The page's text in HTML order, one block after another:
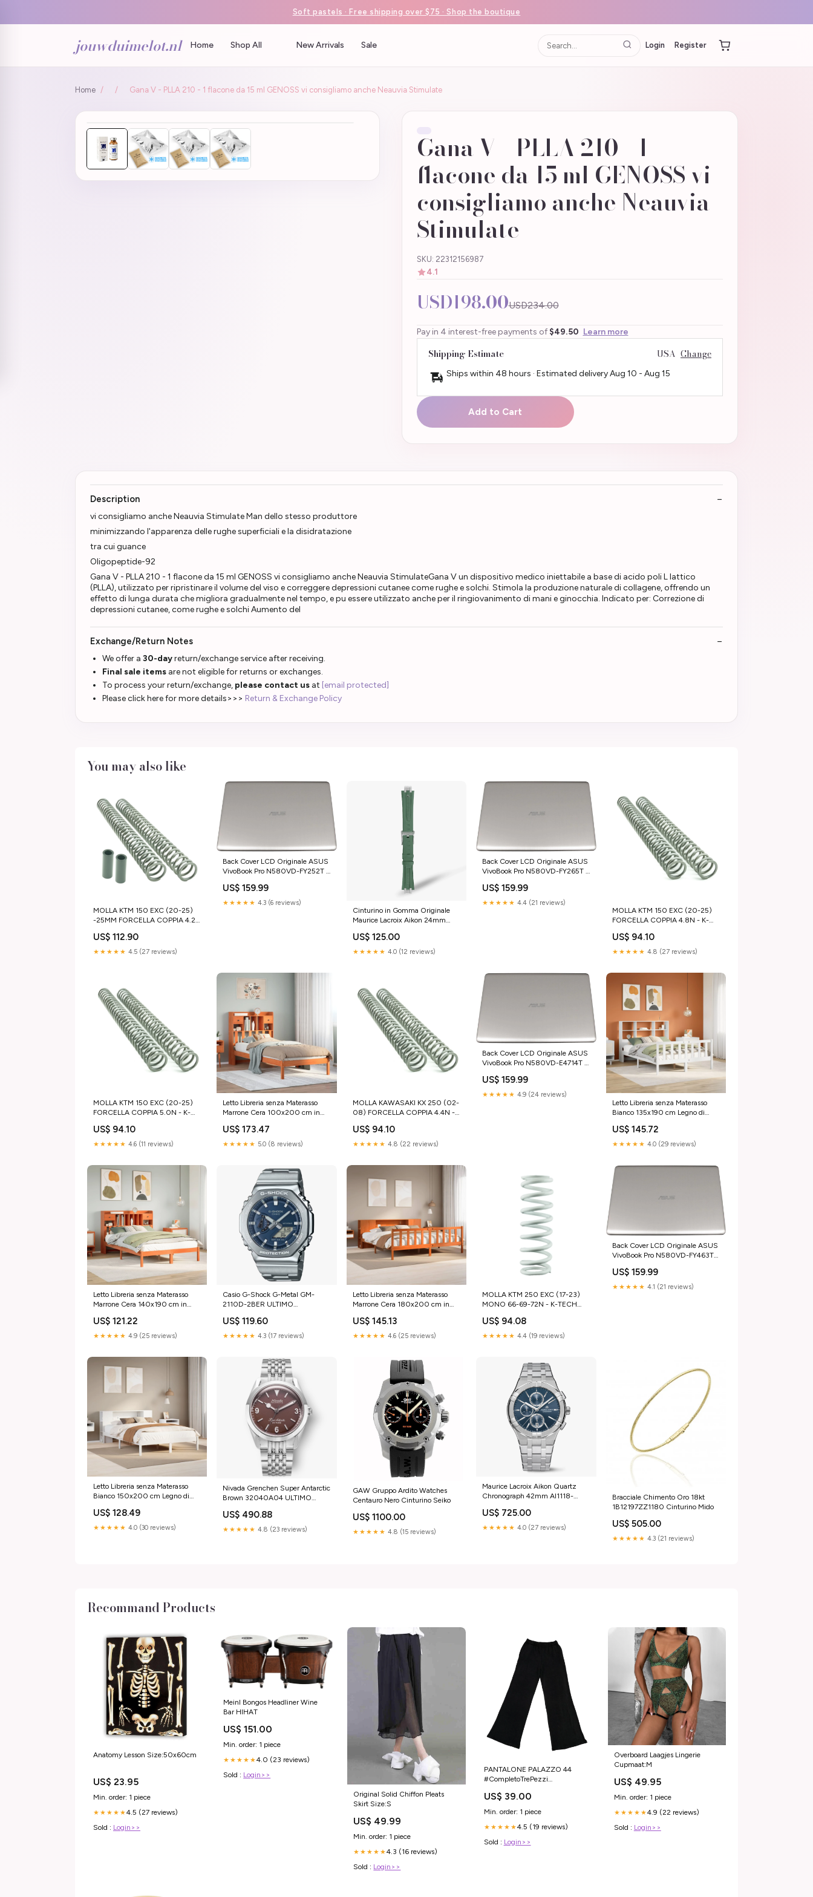
Soft pastels · Free shipping over $75 · Shop the boutique
jouwduimelot.nl Home Shop All New Arrivals Sale Login Register
Home / / Gana V - PLLA 210 - 1 flacone da 15 ml GENOSS vi consigliamo anche Neauvia Stimulate
Gana V - PLLA 210 - 1
flacone da 15 ml GENOSS vi
consigliamo anche Neauvia
Stimulate
SKU: 22312156987
4.1
USD198.00USD234.00
Pay in 4 interest-free payments of $49.50 Learn more
Shipping Estimate USA Change
Ships within 48 hours · Estimated deliveryAug 10 - Aug 15
Add to Cart
Description
vi consigliamo anche Neauvia Stimulate Man dello stesso produttore
minimizzando l'apparenza delle rughe superficiali e la disidratazione
tra cui guance
Oligopeptide-92
Gana V - PLLA 210 - 1 flacone da 15 ml GENOSS vi consigliamo anche Neauvia StimulateGana V un dispositivo medico iniettabile a base di acido poli L lattico
(PLLA), utilizzato per ripristinare il volume del viso e correggere depressioni cutanee come rughe e solchi. Stimola la produzione naturale di collagene, offrendo un
effetto di lunga durata che migliora gradualmente nel tempo, e pu essere utilizzato anche per il ringiovanimento di mani e ginocchia. Indicato per: Correzione di
depressioni cutanee, come rughe e solchi Aumento del
Exchange/Return Notes
We offer a 30-dayreturn/exchange service after receiving.
Final sale items are not eligible for returns or exchanges.
To process your return/exchange, please contact us at [email protected]
Please click here for more details>>> Return & Exchange Policy
You may also like
MOLLA KTM 150 EXC (20-25)
-25MM FORCELLA COPPIA 4.2N
2008-esi1709427
US$ 112.90
★★★★★ 4.5 (27 reviews)
Back Cover LCD Originale ASUS
VivoBook Pro N580VD-FY252T -
US$ 159.99
★★★★★ 4.3 (6 reviews)
Cinturino in Gomma Originale
Maurice Lacroix Aikon 24mm
Vespucci
US$ 125.00
★★★★★ 4.0 (12 reviews)
Back Cover LCD Originale ASUS
VivoBook Pro N580VD-FY265T -
US$ 159.99
★★★★★ 4.4 (21 reviews)
MOLLA KTM 150 EXC (20-25)
FORCELLA COPPIA 4.8N - K-
esi5979090
US$ 94.10
★★★★★ 4.8 (27 reviews)
MOLLA KTM 150 EXC (20-25)
FORCELLA COPPIA 5.0N - K-
esi2693550
US$ 94.10
★★★★★ 4.6 (11 reviews)
Letto Libreria senza Materasso
Marrone Cera 100x200 cm in
US$ 173.47
★★★★★ 5.0 (8 reviews)
MOLLA KAWASAKI KX 250 (02-
08) FORCELLA COPPIA 4.4N -
esi8259469
US$ 94.10
★★★★★ 4.8 (22 reviews)
Back Cover LCD Originale ASUS
VivoBook Pro N580VD-E4714T -
US$ 159.99
★★★★★ 4.9 (24 reviews)
Letto Libreria senza Materasso
Bianco 135x190 cm Legno di
US$ 145.72
★★★★★ 4.0 (29 reviews)
Letto Libreria senza Materasso
Marrone Cera 140x190 cm in
US$ 121.22
★★★★★ 4.9 (25 reviews)
Casio G-Shock G-Metal GM-
2110D-2BER ULTIMO
US$ 119.60
★★★★★ 4.3 (17 reviews)
Letto Libreria senza Materasso
Marrone Cera 180x200 cm in
US$ 145.13
★★★★★ 4.6 (25 reviews)
MOLLA KTM 250 EXC (17-23)
MONO 66-69-72N - K-TECH
esi1541840
US$ 94.08
★★★★★ 4.4 (19 reviews)
Back Cover LCD Originale ASUS
VivoBook Pro N580VD-FY463TS
US$ 159.99
★★★★★ 4.1 (21 reviews)
Letto Libreria senza Materasso
Bianco 150x200 cm Legno di
US$ 128.49
★★★★★ 4.0 (30 reviews)
Nivada Grenchen Super Antarctic
Brown 32040A04 ULTIMO
US$ 490.88
★★★★★ 4.8 (23 reviews)
GAW Gruppo Ardito Watches
Centauro Nero Cinturino Seiko
US$ 1100.00
★★★★★ 4.8 (15 reviews)
Maurice Lacroix Aikon Quartz
Chronograph 42mm AI1118-
US$ 725.00
★★★★★ 4.0 (27 reviews)
Bracciale Chimento Oro 18kt
1B12197ZZ1180 Cinturino Mido
US$ 505.00
★★★★★ 4.3 (21 reviews)
Recommand Products
Anatomy Lesson Size:50x60cm
US$ 23.95
Min. order: 1 piece
★★★★★4.5 (27 reviews)
Sold : Login>>
Meinl Bongos Headliner Wine
Bar HIHAT
US$ 151.00
Min. order: 1 piece
★★★★★4.0 (23 reviews)
Sold : Login>>
Original Solid Chiffon Pleats
Skirt Size:S
US$ 49.99
Min. order: 1 piece
★★★★★4.3 (16 reviews)
Sold : Login>>
PANTALONE PALAZZO 44
#CompletoTrePezzi
#MagliaColloAlto
#CardiganLungo #TaglieReali
#Dalla38Alla60 #ModaInvernale
#ProduzioneDiretta
#StileFemminile
US$ 39.00
Min. order: 1 piece
★★★★★4.5 (19 reviews)
Sold : Login>>
Overboard Laagjes Lingerie
Cupmaat:M
US$ 49.95
Min. order: 1 piece
★★★★★4.9 (22 reviews)
Sold : Login>>